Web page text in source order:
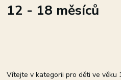
12 - 18 měsíců
Vítejte v kategorii pro děti ve věku